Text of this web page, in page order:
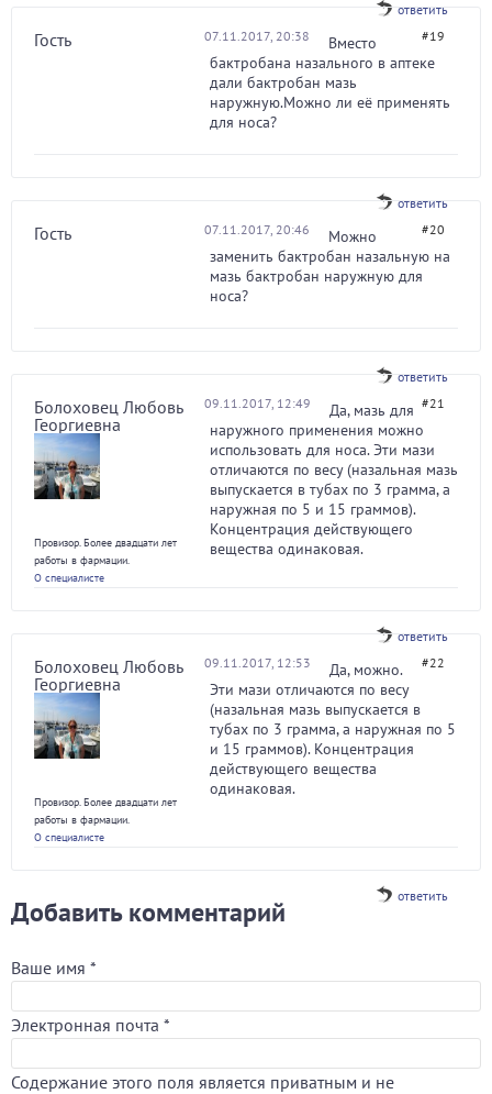
ответить
Гость 07.11.2017, 20:38 #19
Вместо
бактробана назального в аптеке
дали бактробан мазь
наружную.Можно ли её применять
для носа?
ответить
Гость 07.11.2017, 20:46 #20
Можно
заменить бактробан назальную на
мазь бактробан наружную для
носа?
ответить
Болоховец Любовь
Георгиевна
Провизор. Более двадцати лет
работы в фармации.
О специалисте
09.11.2017, 12:49 #21
Да, мазь для
наружного применения можно
использовать для носа. Эти мази
отличаются по весу (назальная мазь
выпускается в тубах по 3 грамма, а
наружная по 5 и 15 граммов).
Концентрация действующего
вещества одинаковая.
ответить
Болоховец Любовь
Георгиевна
Провизор. Более двадцати лет
работы в фармации.
О специалисте
09.11.2017, 12:53 #22
Да, можно.
Эти мази отличаются по весу
(назальная мазь выпускается в
тубах по 3 грамма, а наружная по 5
и 15 граммов). Концентрация
действующего вещества
одинаковая.
ответить
Добавить комментарий
Ваше имя *
Электронная почта *
Содержание этого поля является приватным и не